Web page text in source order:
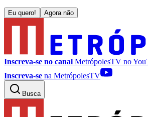
Eu quero! Agora não
Inscreva-se no canal MetrópolesTV no
Inscreva-se na MetrópolesTV
Busca